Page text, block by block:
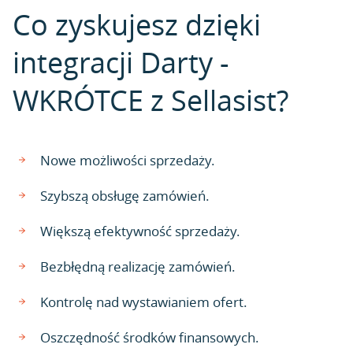
Co zyskujesz dzięki
integracji Darty -
WKRÓTCE z Sellasist?
Nowe możliwości sprzedaży.
Szybszą obsługę zamówień.
Większą efektywność sprzedaży.
Bezbłędną realizację zamówień.
Kontrolę nad wystawianiem ofert.
Oszczędność środków finansowych.